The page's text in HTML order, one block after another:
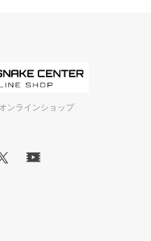
ンラインショップ